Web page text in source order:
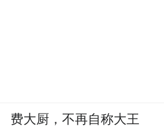
费大厨，不再自称大王